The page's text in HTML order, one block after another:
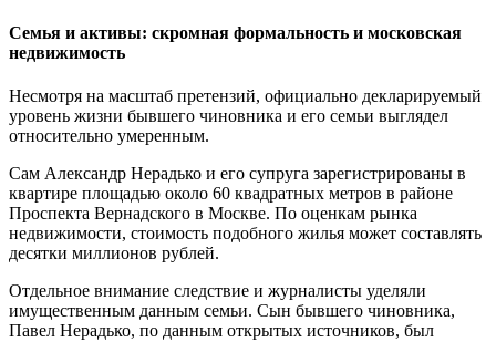
Семья и активы: скромная формальность и московская
недвижимость
Несмотря на масштаб претензий, официально декларируемый
уровень жизни бывшего чиновника и его семьи выглядел
относительно умеренным.
Сам Александр Нерадько и его супруга зарегистрированы в
квартире площадью около 60 квадратных метров в районе
Проспекта Вернадского в Москве. По оценкам рынка
недвижимости, стоимость подобного жилья может составлять
десятки миллионов рублей.
Отдельное внимание следствие и журналисты уделяли
имущественным данным семьи. Сын бывшего чиновника,
Павел Нерадько, по данным открытых источников, был